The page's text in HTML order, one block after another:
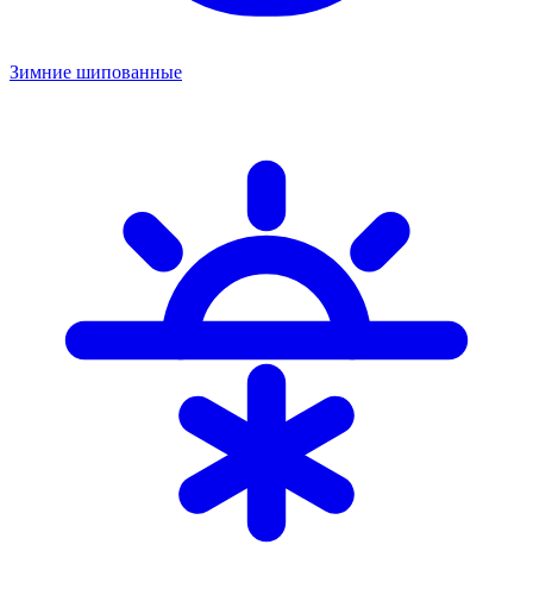
Зимние шипованные